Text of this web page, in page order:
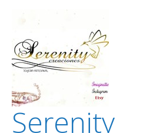
Serenity